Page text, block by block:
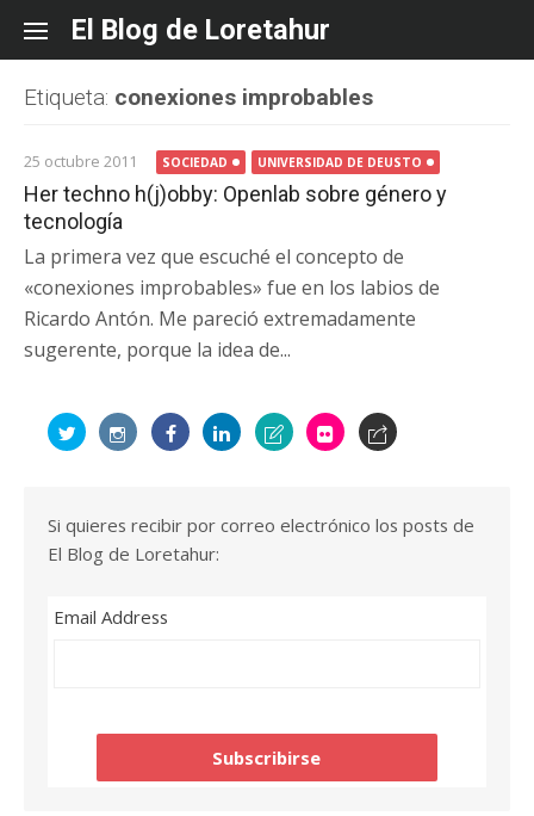
content
El Blog de Loretahur
Etiqueta: conexiones improbables
25 octubre 2011 SOCIEDAD UNIVERSIDAD DE DEUSTO
Her techno h(j)obby: Openlab sobre género y
tecnología
La primera vez que escuché el concepto de
«conexiones improbables» fue en los labios de
Ricardo Antón. Me pareció extremadamente
sugerente, porque la idea de...
Si quieres recibir por correo electrónico los posts de
El Blog de Loretahur:
Email Address